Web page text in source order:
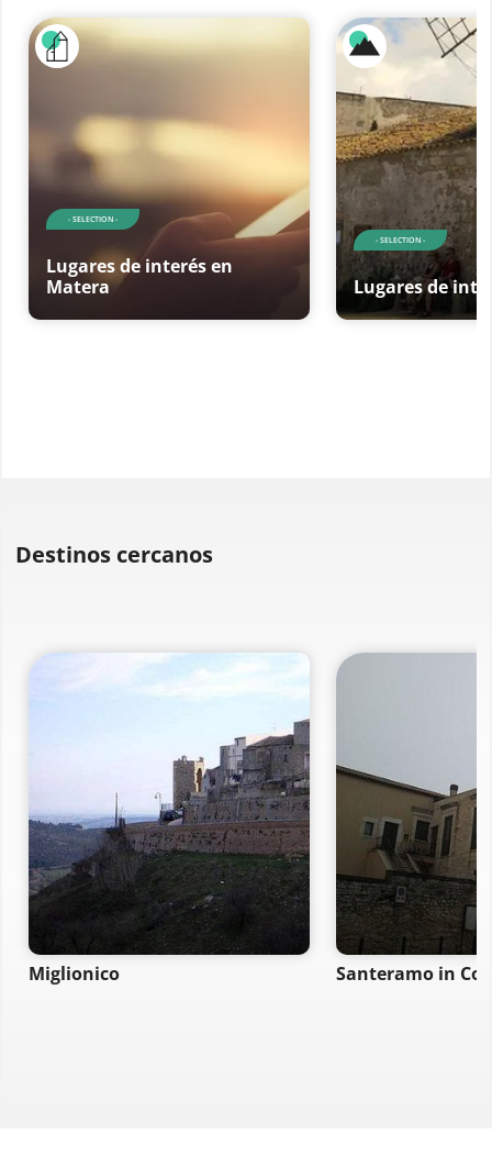
- SELECTION -
Lugares de interés en
Matera
- SELECTION -
Lugares de
Destinos cercanos
Miglionico Santeramo in